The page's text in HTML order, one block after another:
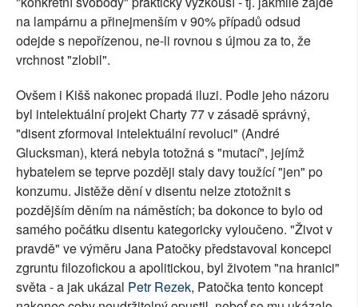
na lampárnu a přinejmenším v 90% případů odsud
odejde s nepořízenou, ne-li rovnou s újmou za to, že
vrchnost "zlobil".
Ovšem i Kišš nakonec propadá iluzi. Podle jeho názoru
byl intelektuální projekt Charty 77 v zásadě správný,
"disent zformoval intelektuální revoluci" (André
Glucksman), která nebyla totožná s "mutací", jejímž
hybatelem se teprve později staly davy toužící "jen" po
konzumu. Jistěže dění v disentu nelze ztotožnit s
pozdějším děním na náměstích; ba dokonce to bylo od
samého počátku disentu kategoricky vyloučeno. "Život v
pravdě" ve výměru Jana Patočky představoval koncepci
zgruntu filozofickou a apolitickou, byl životem "na hranici"
světa - a jak ukázal Petr Rezek, Patočka tento koncept